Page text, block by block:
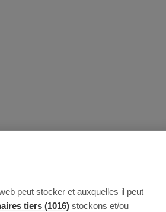
peut stocker et auxquelles il peut
tiers (1016) stockons et/ou